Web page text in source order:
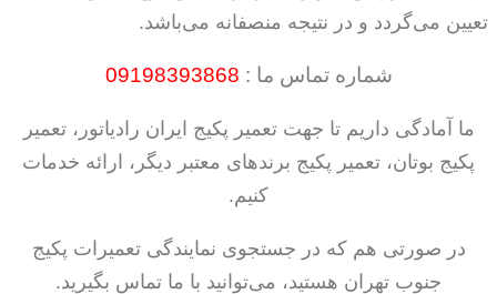
تعیین می‌گردد و در نتیجه منصفانه می‌باشد.
شماره تماس ما : 09198393868
ما آمادگی داریم تا جهت تعمیر پکیج ایران رادیاتور، تعمیر
پکیج بوتان، تعمیر پکیج برندهای معتبر دیگر، ارائه خدمات
کنیم.
در صورتی هم که در جستجوی نمایندگی تعمیرات پکیج
جنوب تهران هستید، می‌توانید با ما تماس بگیرید.